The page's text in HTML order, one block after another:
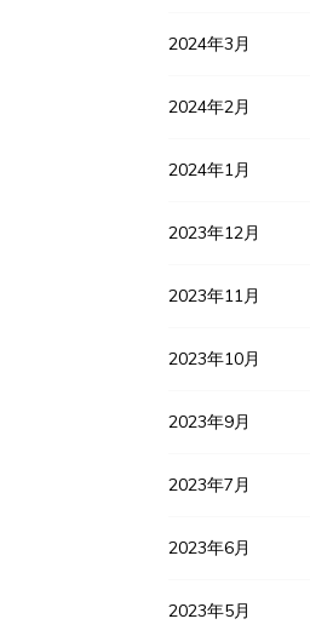
2024年3月
2024年2月
2024年1月
2023年12月
2023年11月
2023年10月
2023年9月
2023年7月
2023年6月
2023年5月